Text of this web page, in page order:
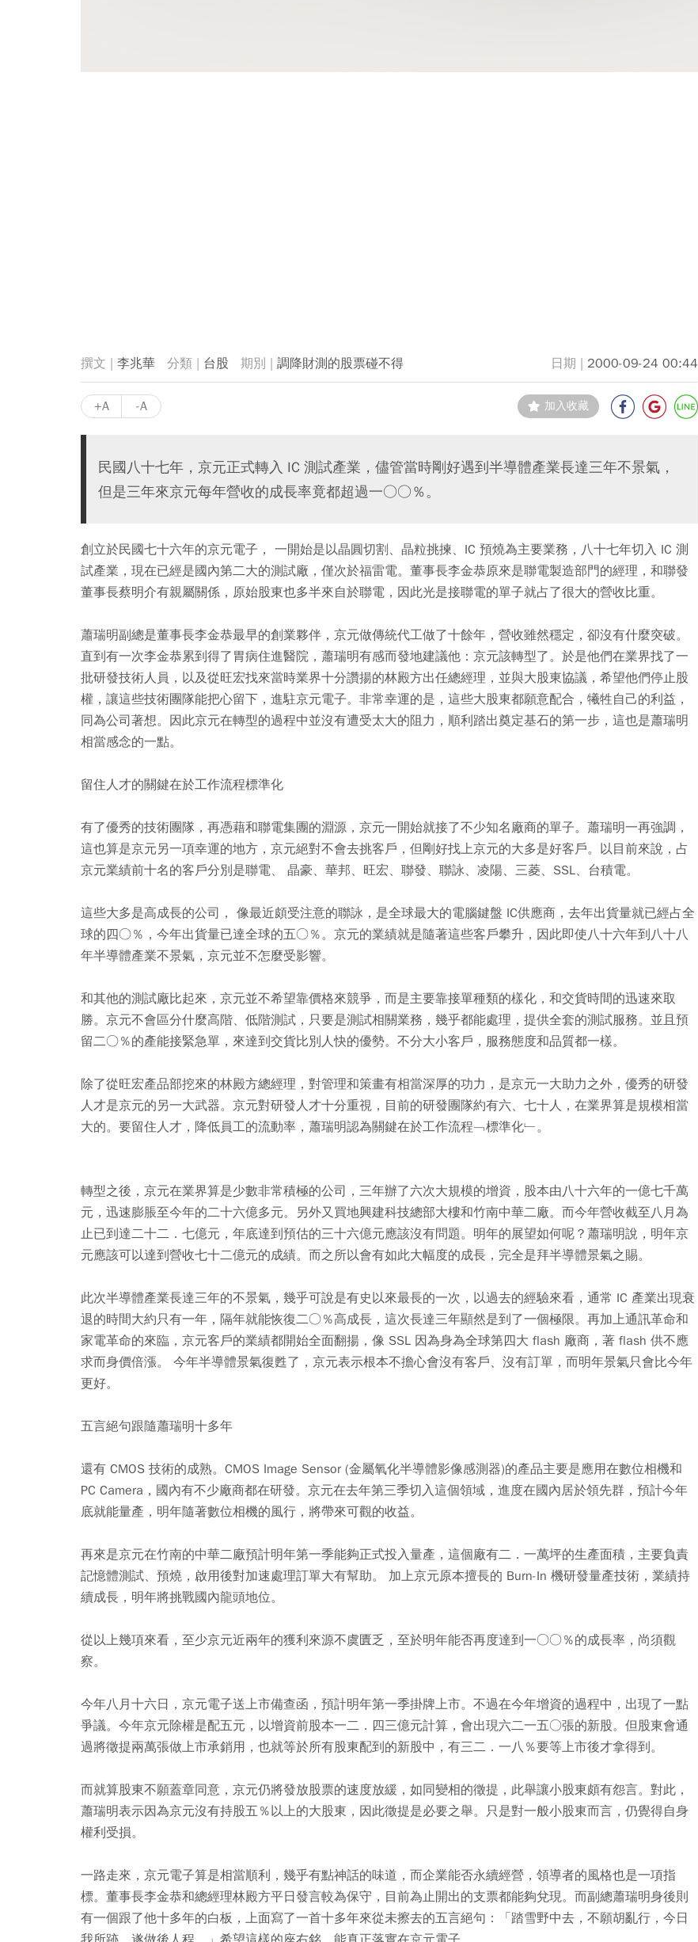
李兆華 台股 調降財測的股票碰不得 2000-09-24 00:44
+A -A 加入收藏
民國八十七年，京元正式轉入 IC 測試產業，儘管當時剛好遇到半導體產業長達三年不景氣，
但是三年來京元每年營收的成長率竟都超過一○○％。
創立於民國七十六年的京元電子， 一開始是以晶圓切割、晶粒挑揀、IC 預燒為主要業務，八十七年切入 IC 測
試產業，現在已經是國內第二大的測試廠，僅次於福雷電。董事長李金恭原來是聯電製造部門的經理，和聯發
董事長蔡明介有親屬關係，原始股東也多半來自於聯電，因此光是接聯電的單子就占了很大的營收比重。
蕭瑞明副總是董事長李金恭最早的創業夥伴，京元做傳統代工做了十餘年，營收雖然穩定，卻沒有什麼突破。
直到有一次李金恭累到得了胃病住進醫院，蕭瑞明有感而發地建議他：京元該轉型了。於是他們在業界找了一
批研發技術人員，以及從旺宏找來當時業界十分讚揚的林殿方出任總經理，並與大股東協議，希望他們停止股
權，讓這些技術團隊能把心留下，進駐京元電子。非常幸運的是，這些大股東都願意配合，犧牲自己的利益，
同為公司著想。因此京元在轉型的過程中並沒有遭受太大的阻力，順利踏出奠定基石的第一步，這也是蕭瑞明
相當感念的一點。
留住人才的關鍵在於工作流程標準化
有了優秀的技術團隊，再憑藉和聯電集團的淵源，京元一開始就接了不少知名廠商的單子。蕭瑞明一再強調，
這也算是京元另一項幸運的地方，京元絕對不會去挑客戶，但剛好找上京元的大多是好客戶。以目前來說，占
京元業績前十名的客戶分別是聯電、 晶豪、華邦、旺宏、聯發、聯詠、凌陽、三菱、SSL、台積電。
這些大多是高成長的公司， 像最近頗受注意的聯詠，是全球最大的電腦鍵盤 IC供應商，去年出貨量就已經占全
球的四○％，今年出貨量已達全球的五○％。京元的業績就是隨著這些客戶攀升，因此即使八十六年到八十八
年半導體產業不景氣，京元並不怎麼受影響。
和其他的測試廠比起來，京元並不希望靠價格來競爭，而是主要靠接單種類的樣化，和交貨時間的迅速來取
勝。京元不會區分什麼高階、低階測試，只要是測試相關業務，幾乎都能處理，提供全套的測試服務。並且預
留二○％的產能接緊急單，來達到交貨比別人快的優勢。不分大小客戶，服務態度和品質都一樣。
除了從旺宏產品部挖來的林殿方總經理，對管理和策畫有相當深厚的功力，是京元一大助力之外，優秀的研發
人才是京元的另一大武器。京元對研發人才十分重視，目前的研發團隊約有六、七十人，在業界算是規模相當
大的。要留住人才，降低員工的流動率，蕭瑞明認為關鍵在於工作流程﹁標準化﹂。
轉型之後，京元在業界算是少數非常積極的公司，三年辦了六次大規模的增資，股本由八十六年的一億七千萬
元，迅速膨脹至今年的二十六億多元。另外又買地興建科技總部大樓和竹南中華二廠。而今年營收截至八月為
止已到達二十二．七億元，年底達到預估的三十六億元應該沒有問題。明年的展望如何呢？蕭瑞明說，明年京
元應該可以達到營收七十二億元的成績。而之所以會有如此大幅度的成長，完全是拜半導體景氣之賜。
此次半導體產業長達三年的不景氣，幾乎可說是有史以來最長的一次，以過去的經驗來看，通常 IC 產業出現衰
退的時間大約只有一年，隔年就能恢復二○％高成長，這次長達三年顯然是到了一個極限。再加上通訊革命和
家電革命的來臨，京元客戶的業績都開始全面翻揚，像 SSL 因為身為全球第四大 flash 廠商，著 flash 供不應
求而身價倍漲。 今年半導體景氣復甦了，京元表示根本不擔心會沒有客戶、沒有訂單，而明年景氣只會比今年
更好。
五言絕句跟隨蕭瑞明十多年
還有 CMOS 技術的成熟。CMOS Image Sensor (金屬氧化半導體影像感測器)的產品主要是應用在數位相機和
PC Camera，國內有不少廠商都在研發。京元在去年第三季切入這個領域，進度在國內居於領先群，預計今年
底就能量產，明年隨著數位相機的風行，將帶來可觀的收益。
再來是京元在竹南的中華二廠預計明年第一季能夠正式投入量產，這個廠有二．一萬坪的生產面積，主要負責
記憶體測試、預燒，啟用後對加速處理訂單大有幫助。 加上京元原本擅長的 Burn-In 機研發量產技術，業績持
續成長，明年將挑戰國內龍頭地位。
從以上幾項來看，至少京元近兩年的獲利來源不虞匱乏，至於明年能否再度達到一○○％的成長率，尚須觀
察。
今年八月十六日，京元電子送上市備查函，預計明年第一季掛牌上市。不過在今年增資的過程中，出現了一點
爭議。今年京元除權是配五元，以增資前股本一二．四三億元計算，會出現六二一五○張的新股。但股東會通
過將徵提兩萬張做上市承銷用，也就等於所有股東配到的新股中，有三二．一八％要等上市後才拿得到。
而就算股東不願蓋章同意，京元仍將發放股票的速度放緩，如同變相的徵提，此舉讓小股東頗有怨言。對此，
蕭瑞明表示因為京元沒有持股五％以上的大股東，因此徵提是必要之舉。只是對一般小股東而言，仍覺得自身
權利受損。
一路走來，京元電子算是相當順利，幾乎有點神話的味道，而企業能否永續經營，領導者的風格也是一項指
標。董事長李金恭和總經理林殿方平日發言較為保守，目前為止開出的支票都能夠兌現。而副總蕭瑞明身後則
有一個跟了他十多年的白板，上面寫了一首十多年來從未擦去的五言絕句：「踏雪野中去，不願胡亂行，今日